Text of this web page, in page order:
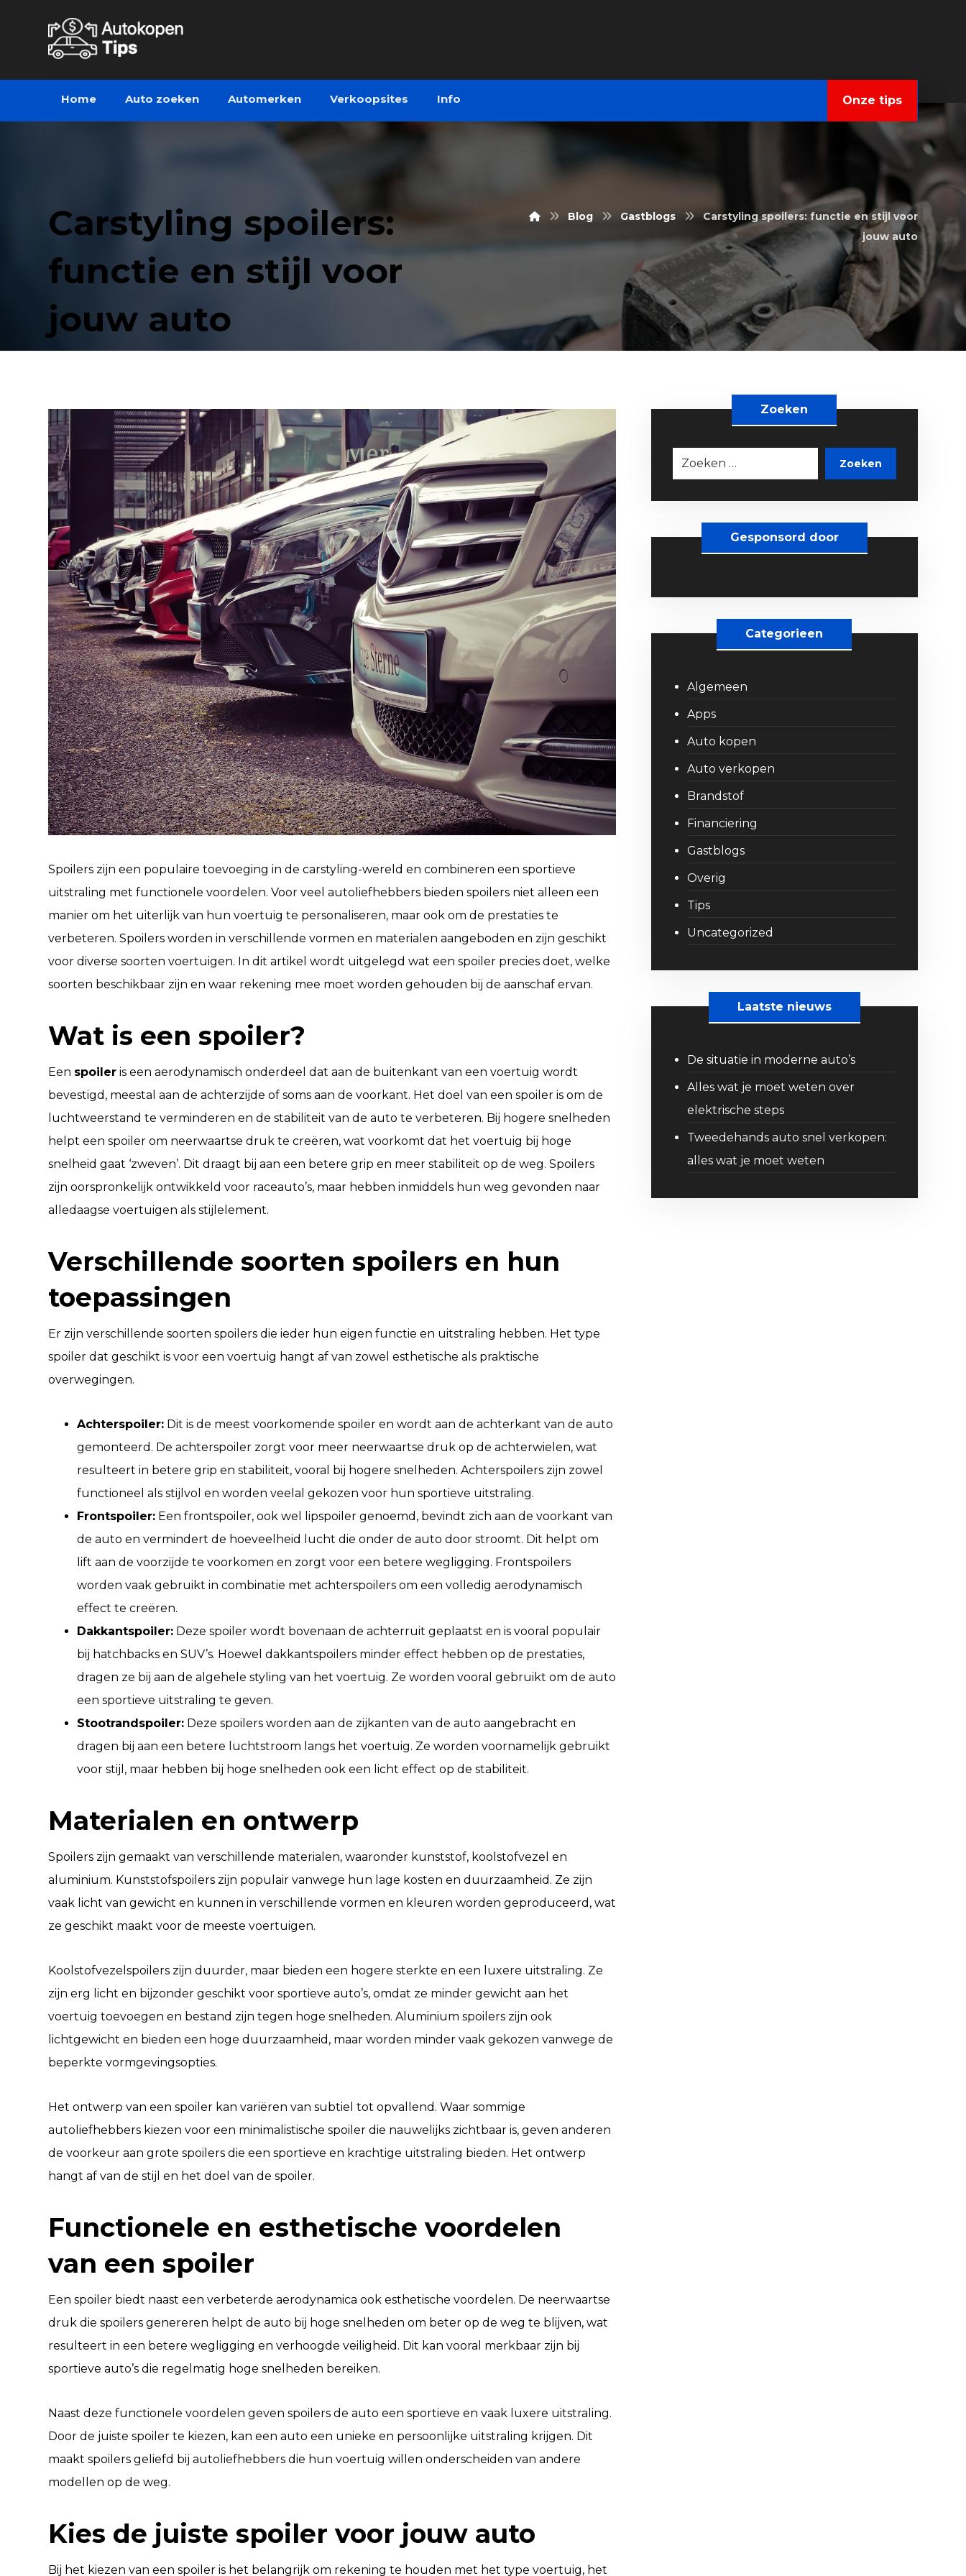
Home Auto zoeken Automerken Verkoopsites Info Onze tips
Carstyling spoilers:
functie en stijl voor
jouw auto
Blog Gastblogs
Carstyling spoilers: functie en stijl voor
jouw auto
Spoilers zijn een populaire toevoeging in de carstyling-wereld en combineren een sportieve
uitstraling met functionele voordelen. Voor veel autoliefhebbers bieden spoilers niet alleen een
manier om het uiterlijk van hun voertuig te personaliseren, maar ook om de prestaties te
verbeteren. Spoilers worden in verschillende vormen en materialen aangeboden en zijn geschikt
voor diverse soorten voertuigen. In dit artikel wordt uitgelegd wat een spoiler precies doet, welke
soorten beschikbaar zijn en waar rekening mee moet worden gehouden bij de aanschaf ervan.
Wat is een spoiler?
Een spoiler is een aerodynamisch onderdeel dat aan de buitenkant van een voertuig wordt
bevestigd, meestal aan de achterzijde of soms aan de voorkant. Het doel van een spoiler is om de
luchtweerstand te verminderen en de stabiliteit van de auto te verbeteren. Bij hogere snelheden
helpt een spoiler om neerwaartse druk te creëren, wat voorkomt dat het voertuig bij hoge
snelheid gaat ‘zweven’. Dit draagt bij aan een betere grip en meer stabiliteit op de weg. Spoilers
zijn oorspronkelijk ontwikkeld voor raceauto’s, maar hebben inmiddels hun weg gevonden naar
alledaagse voertuigen als stijlelement.
Verschillende soorten spoilers en hun
toepassingen
Er zijn verschillende soorten spoilers die ieder hun eigen functie en uitstraling hebben. Het type
spoiler dat geschikt is voor een voertuig hangt af van zowel esthetische als praktische
overwegingen.
Achterspoiler: Dit is de meest voorkomende spoiler en wordt aan de achterkant van de auto
gemonteerd. De achterspoiler zorgt voor meer neerwaartse druk op de achterwielen, wat
resulteert in betere grip en stabiliteit, vooral bij hogere snelheden. Achterspoilers zijn zowel
functioneel als stijlvol en worden veelal gekozen voor hun sportieve uitstraling.
Frontspoiler: Een frontspoiler, ook wel lipspoiler genoemd, bevindt zich aan de voorkant van
de auto en vermindert de hoeveelheid lucht die onder de auto door stroomt. Dit helpt om
lift aan de voorzijde te voorkomen en zorgt voor een betere wegligging. Frontspoilers
worden vaak gebruikt in combinatie met achterspoilers om een volledig aerodynamisch
effect te creëren.
Dakkantspoiler: Deze spoiler wordt bovenaan de achterruit geplaatst en is vooral populair
bij hatchbacks en SUV’s. Hoewel dakkantspoilers minder effect hebben op de prestaties,
dragen ze bij aan de algehele styling van het voertuig. Ze worden vooral gebruikt om de auto
een sportieve uitstraling te geven.
Stootrandspoiler: Deze spoilers worden aan de zijkanten van de auto aangebracht en
dragen bij aan een betere luchtstroom langs het voertuig. Ze worden voornamelijk gebruikt
voor stijl, maar hebben bij hoge snelheden ook een licht effect op de stabiliteit.
Materialen en ontwerp
Spoilers zijn gemaakt van verschillende materialen, waaronder kunststof, koolstofvezel en
aluminium. Kunststofspoilers zijn populair vanwege hun lage kosten en duurzaamheid. Ze zijn
vaak licht van gewicht en kunnen in verschillende vormen en kleuren worden geproduceerd, wat
ze geschikt maakt voor de meeste voertuigen.
Koolstofvezelspoilers zijn duurder, maar bieden een hogere sterkte en een luxere uitstraling. Ze
zijn erg licht en bijzonder geschikt voor sportieve auto’s, omdat ze minder gewicht aan het
voertuig toevoegen en bestand zijn tegen hoge snelheden. Aluminium spoilers zijn ook
lichtgewicht en bieden een hoge duurzaamheid, maar worden minder vaak gekozen vanwege de
beperkte vormgevingsopties.
Het ontwerp van een spoiler kan variëren van subtiel tot opvallend. Waar sommige
autoliefhebbers kiezen voor een minimalistische spoiler die nauwelijks zichtbaar is, geven anderen
de voorkeur aan grote spoilers die een sportieve en krachtige uitstraling bieden. Het ontwerp
hangt af van de stijl en het doel van de spoiler.
Functionele en esthetische voordelen
van een spoiler
Een spoiler biedt naast een verbeterde aerodynamica ook esthetische voordelen. De neerwaartse
druk die spoilers genereren helpt de auto bij hoge snelheden om beter op de weg te blijven, wat
resulteert in een betere wegligging en verhoogde veiligheid. Dit kan vooral merkbaar zijn bij
sportieve auto’s die regelmatig hoge snelheden bereiken.
Naast deze functionele voordelen geven spoilers de auto een sportieve en vaak luxere uitstraling.
Door de juiste spoiler te kiezen, kan een auto een unieke en persoonlijke uitstraling krijgen. Dit
maakt spoilers geliefd bij autoliefhebbers die hun voertuig willen onderscheiden van andere
modellen op de weg.
Kies de juiste spoiler voor jouw auto
Bij het kiezen van een spoiler is het belangrijk om rekening te houden met het type voertuig, het
Zoeken
Zoeken
Gesponsord door
Categorieen
Algemeen
Apps
Auto kopen
Auto verkopen
Brandstof
Financiering
Gastblogs
Overig
Tips
Uncategorized
Laatste nieuws
De situatie in moderne auto’s
Alles wat je moet weten over
elektrische steps
Tweedehands auto snel verkopen:
alles wat je moet weten